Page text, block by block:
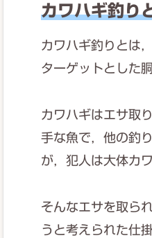
カワハギ釣り
カワハギ釣りとは
ターゲットとした
カワハギはエサ取
手な魚で，他の釣
が，犯人は大体カ
そんなエサを取ら
うと考えられた仕